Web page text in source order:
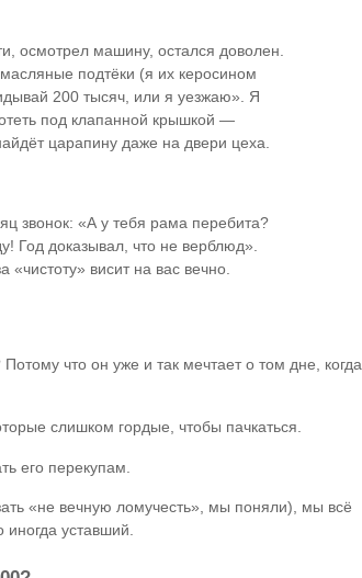
осмотрел машину, остался доволен.
подтёки (я их керосином
200 тысяч, или я уезжаю». Я
под клапанной крышкой —
царапину даже на двери цеха.
звонок: «А у тебя рама перебита?
Год доказывал, что не верблюд».
висит на вас вечно.
что он уже и так мечтает о том дне, когда
слишком гордые, чтобы пачкаться.
его перекупам.
«не вечную ломучесть», мы поняли), мы всё
уставший.